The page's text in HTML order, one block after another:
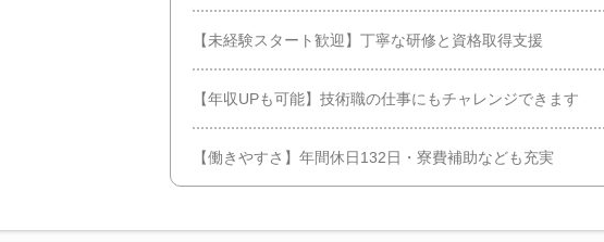
【未経験スタート歓迎】丁寧な研修と資格取得支援
【年収UPも可能】技術職の仕事にもチャレンジできます
【働きやすさ】年間休日132日・寮費補助なども充実